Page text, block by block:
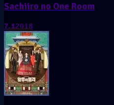
Sachiiro no One Room
7.12018